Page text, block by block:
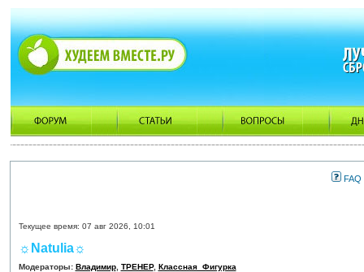
FAQ
Текущее время: 07 авг 2026, 10:01
☼Natulia☼
Модераторы: Владимир, ТРЕНЕР, Классная_Фигурка